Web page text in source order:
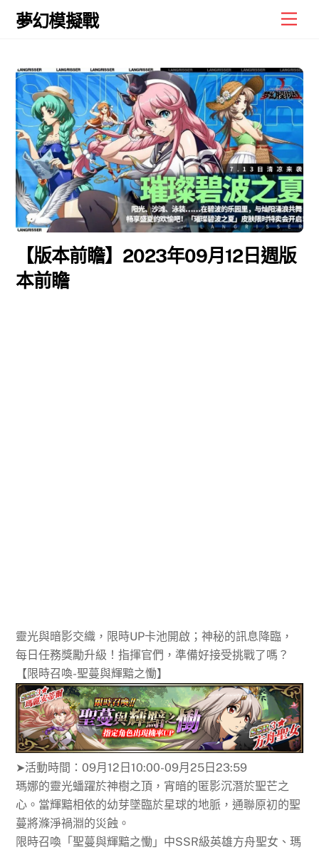
Skip
夢幻模擬戰
【版本前瞻】2023年09月12日週版
本前瞻
靈光與暗影交織，限時UP卡池開啟；神秘的訊息降臨，
每日任務獎勵升級！指揮官們，準備好接受挑戰了嗎？
【限時召喚-聖蔓與輝黯之慟】
➤活動時間：09月12日10:00-09月25日23:59
瑪娜的靈光蟠躍於神樹之頂，宵暗的匿影沉潛於聖芒之
心。當輝黯相依的幼芽墜臨於星球的地脈，通聯原初的聖
蔓將滌淨禍淵的災蝕。
限時召喚「聖蔓與輝黯之慟」中SSR級英雄方舟聖女、瑪